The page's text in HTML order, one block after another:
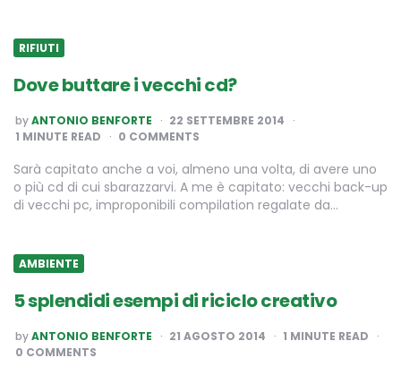
RIFIUTI
Dove buttare i vecchi cd?
POSTED
BY
byANTONIO BENFORTE
22 SETTEMBRE 2014
1 MINUTE READ 0 COMMENTS
Sarà capitato anche a voi, almeno una volta, di avere uno
o più cd di cui sbarazzarvi. A me è capitato: vecchi back-up
di vecchi pc, improponibili compilation regalate da…
AMBIENTE
5 splendidi esempi di riciclo creativo
POSTED
BY
byANTONIO BENFORTE 21 AGOSTO 2014 1 MINUTE READ
0 COMMENTS